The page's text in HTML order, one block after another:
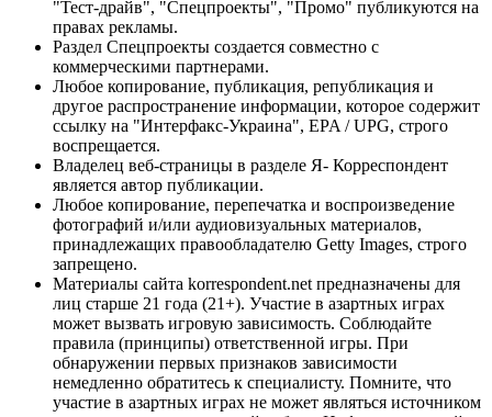
"Тест-драйв", "Спецпроекты", "Промо" публикуются на
правах рекламы.
Раздел Спецпроекты создается совместно с
коммерческими партнерами.
Любое копирование, публикация, републикация и
другое распространение информации, которое содержит
ссылку на "Интерфакс-Украина", EPA / UPG, строго
воспрещается.
Владелец веб-страницы в разделе Я- Корреспондент
является автор публикации.
Любое копирование, перепечатка и воспроизведение
фотографий и/или аудиовизуальных материалов,
принадлежащих правообладателю Getty Images, строго
запрещено.
Материалы сайта korrespondent.net предназначены для
лиц старше 21 года (21+). Участие в азартных играх
может вызвать игровую зависимость. Соблюдайте
правила (принципы) ответственной игры. При
обнаружении первых признаков зависимости
немедленно обратитесь к специалисту. Помните, что
участие в азартных играх не может являться источником